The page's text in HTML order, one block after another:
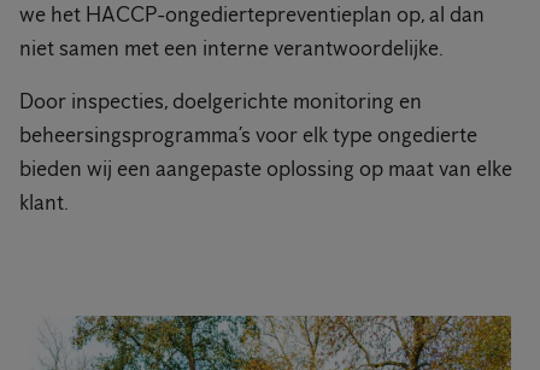
we het HACCP-ongediertepreventieplan op, al dan
niet samen met een interne verantwoordelijke.
Door inspecties, doelgerichte monitoring en
beheersingsprogramma’s voor elk type ongedierte
bieden wij een aangepaste oplossing op maat van elke
klant.